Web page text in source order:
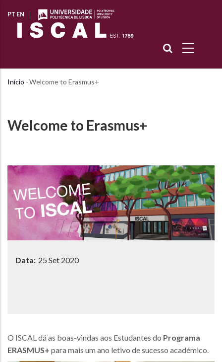
para
PT EN
Welcome to Erasmus+
Data: 25 Set 2020
O ISCAL dá as boas-vindas aos Estudantes do Programa
ERASMUS+ para mais um ano letivo de sucesso académico.
Navegação
Início -Welcome to Erasmus+